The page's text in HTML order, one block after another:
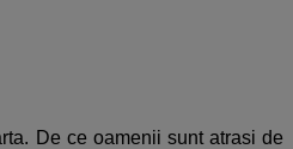
De ce oamenii sunt atrasi de